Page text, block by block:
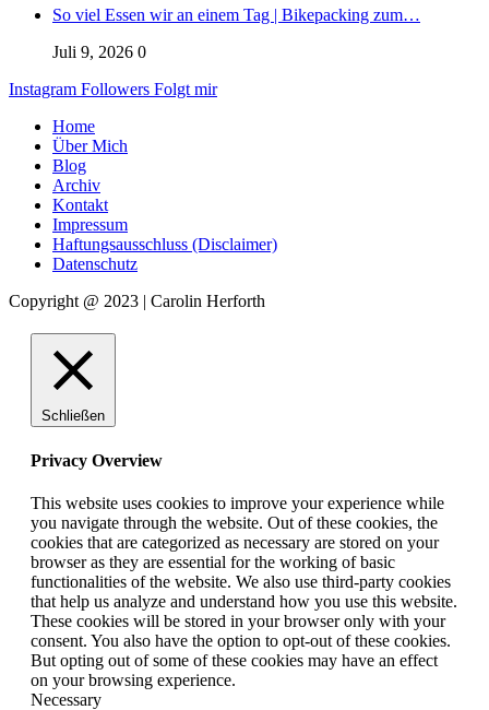
So viel Essen wir an einem Tag | Bikepacking zum…
Juli 9, 2026 0
Instagram Followers Folgt mir
Home
Über Mich
Blog
Archiv
Kontakt
Impressum
Haftungsausschluss (Disclaimer)
Datenschutz
Copyright @ 2023 | Carolin Herforth
Schließen
Privacy Overview
This website uses cookies to improve your experience while
you navigate through the website. Out of these cookies, the
cookies that are categorized as necessary are stored on your
browser as they are essential for the working of basic
functionalities of the website. We also use third-party cookies
that help us analyze and understand how you use this website.
These cookies will be stored in your browser only with your
consent. You also have the option to opt-out of these cookies.
But opting out of some of these cookies may have an effect
on your browsing experience.
Necessary